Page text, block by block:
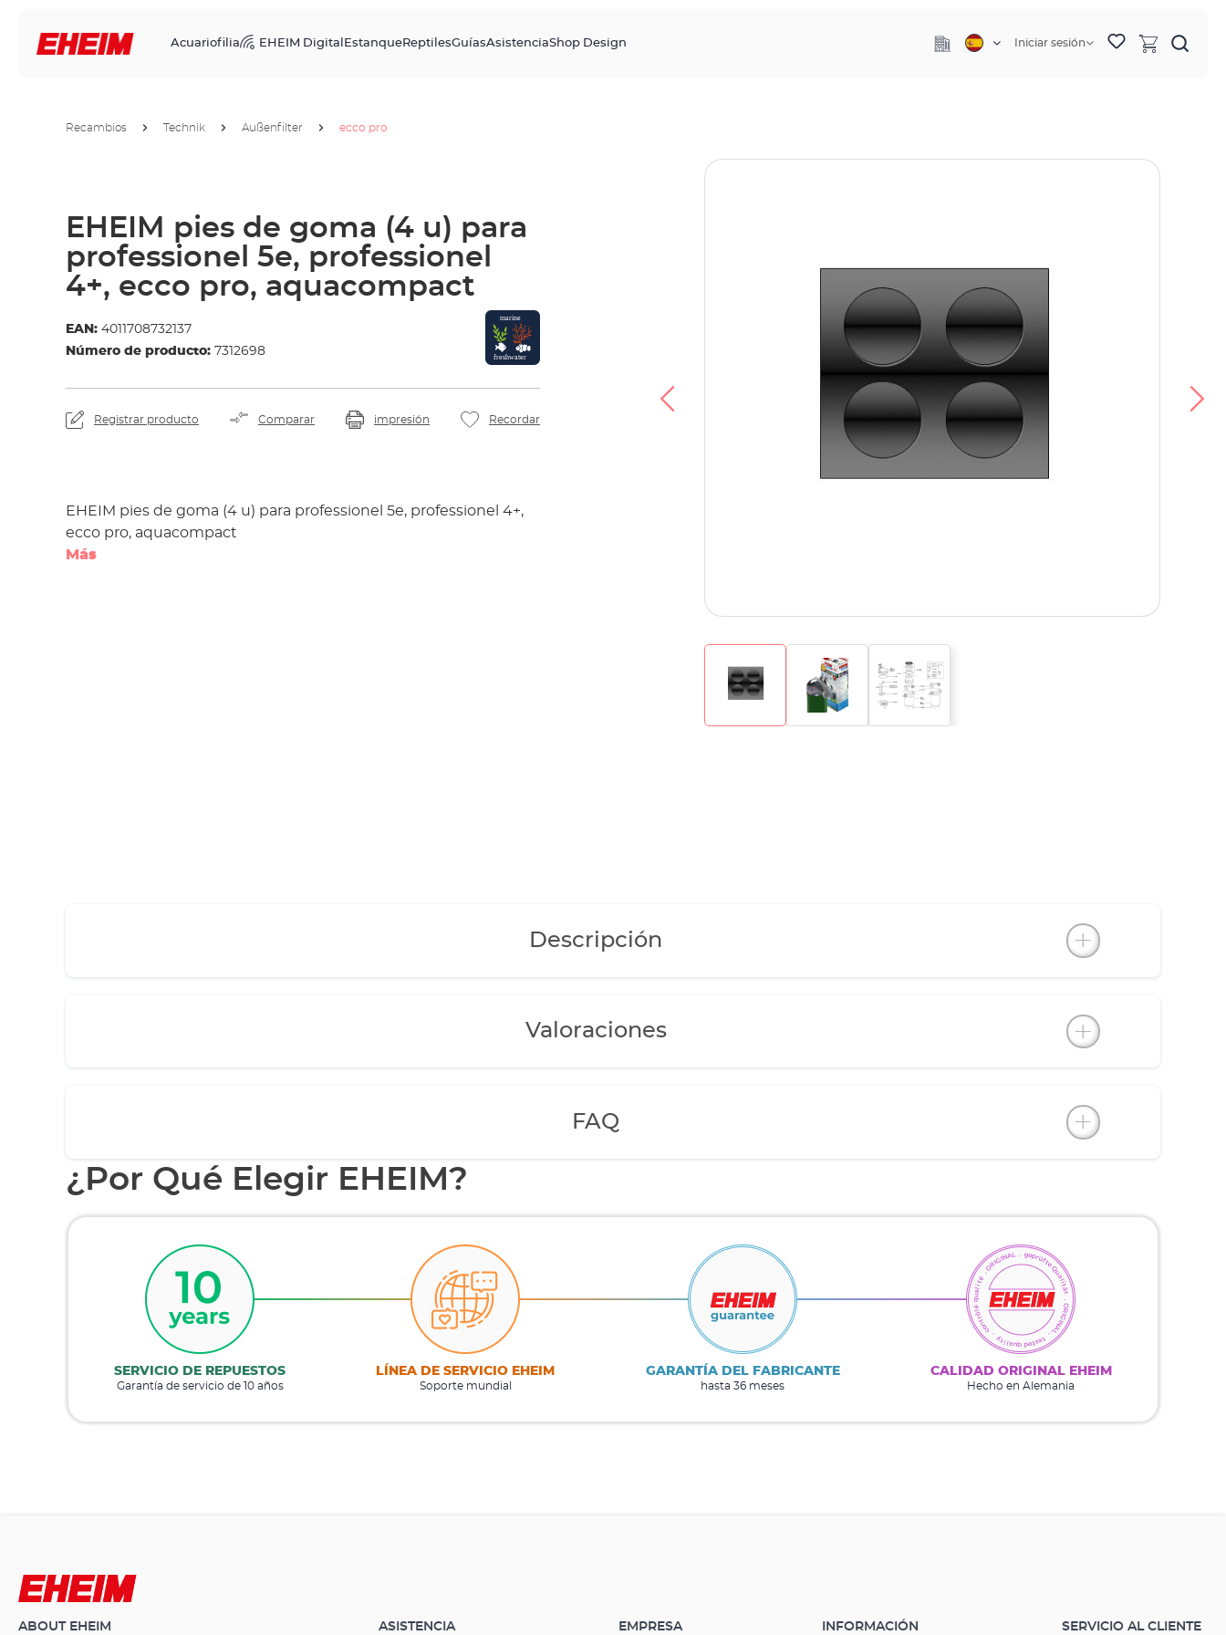
Acuariofilia EHEIM Digital EstanqueReptilesGuíasAsistenciaShop Design Iniciar sesión
Recambios Technik Außenfilter ecco pro
EHEIM pies de goma (4 u) para
professionel 5e, professionel
4+, ecco pro, aquacompact
EAN: 4011708732137
Número de producto: 7312698
Registrar producto Comparar impresión Recordar
EHEIM pies de goma (4 u) para professionel 5e, professionel 4+,
ecco pro, aquacompact
Más
Descripción
Valoraciones
FAQ
¿Por Qué Elegir EHEIM?
SERVICIO DE REPUESTOS
Garantía de servicio de 10 años
LÍNEA DE SERVICIO EHEIM
Soporte mundial
GARANTÍA DEL FABRICANTE
hasta 36 meses
CALIDAD ORIGINAL EHEIM
Hecho en Alemania
ABOUT EHEIM ASISTENCIA EMPRESA INFORMACIÓN SERVICIO AL CLIENTE